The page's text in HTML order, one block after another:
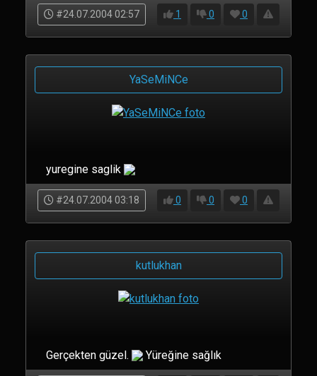
#24.07.2004 02:57 1 0 0
YaSeMiNCe
yuregine saglik
#24.07.2004 03:18 0 0 0
kutlukhan
Gerçekten güzel. Yüreğine sağlık